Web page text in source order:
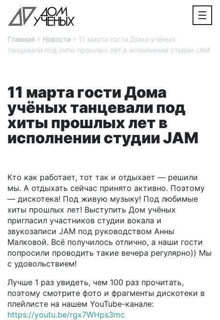
Главная › Новости › 11 марта гости Дома учёных
танцевали под хиты прошлых лет в исполнении студии JAM
11 марта гости Дома
учёных танцевали под
хиты прошлых лет в
исполнении студии JAM
Кто как работает, тот так и отдыхает — решили
мы. А отдыхать сейчас принято активно. Поэтому
— дискотека! Под живую музыку! Под любимые
хиты прошлых лет! Выступить Дом учёных
пригласил участников студии вокала и
звукозаписи JAM под руководством Анны
Малковой. Всё получилось отлично, а наши гости
попросили проводить такие вечера регулярно)) Мы
с удовольствием!
Лучше 1 раз увидеть, чем 100 раз прочитать,
поэтому смотрите фото и фрагменты дискотеки в
плейлисте на нашем YouTube-канале:
https://youtu.be/rgx7WHps3mc